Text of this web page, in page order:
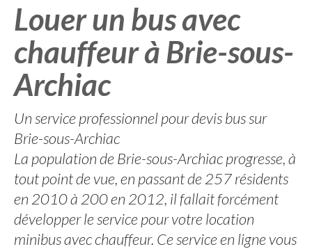
Louer un bus avec
chauffeur à Brie-sous-
Archiac
Un service professionnel pour devis bus sur
Brie-sous-Archiac
La population de Brie-sous-Archiac progresse, à
tout point de vue, en passant de 257 résidents
en 2010 à 200 en 2012, il fallait forcément
développer le service pour votre location
minibus avec chauffeur. Ce service en ligne vous